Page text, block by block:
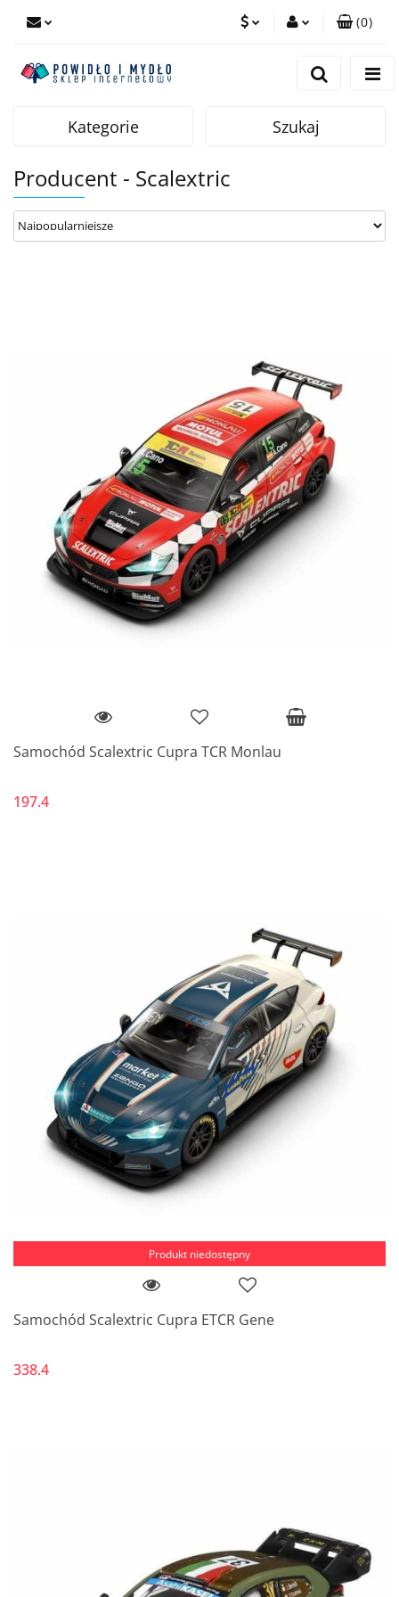
Dodaj zgłoszenie
(0)
Kategorie Szukaj
Producent - Scalextric
Samochód Scalextric Cupra TCR Monlau
197.4
Produkt niedostępny
Samochód Scalextric Cupra ETCR Gene
338.4